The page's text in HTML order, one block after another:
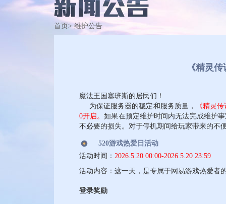
网易游戏
游戏爱好者
首页 > 维护公告
《精灵
魔法王国塞班斯的居民们！
为保证服务器的稳定和服务质量，
《精灵
0开启。如果在预定维护时间内无法完成维护
不必要的损失。对于停机期间给玩家带来的不
520游戏热爱日活动
活动时间： 2026.5.20 00:00-2026.5.20 23:59
活动内容：这一天，是专属于网易游戏热爱者
登录奖励